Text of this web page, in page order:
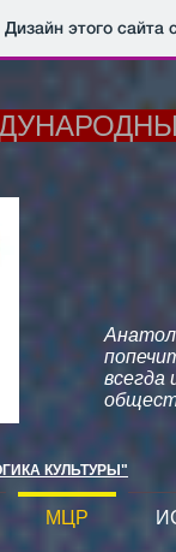
Дизайн этого сайта
КУЛЬТУРЫ"
МЦР
всегда